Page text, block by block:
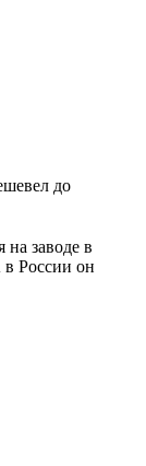
до
на заводе в
в России он